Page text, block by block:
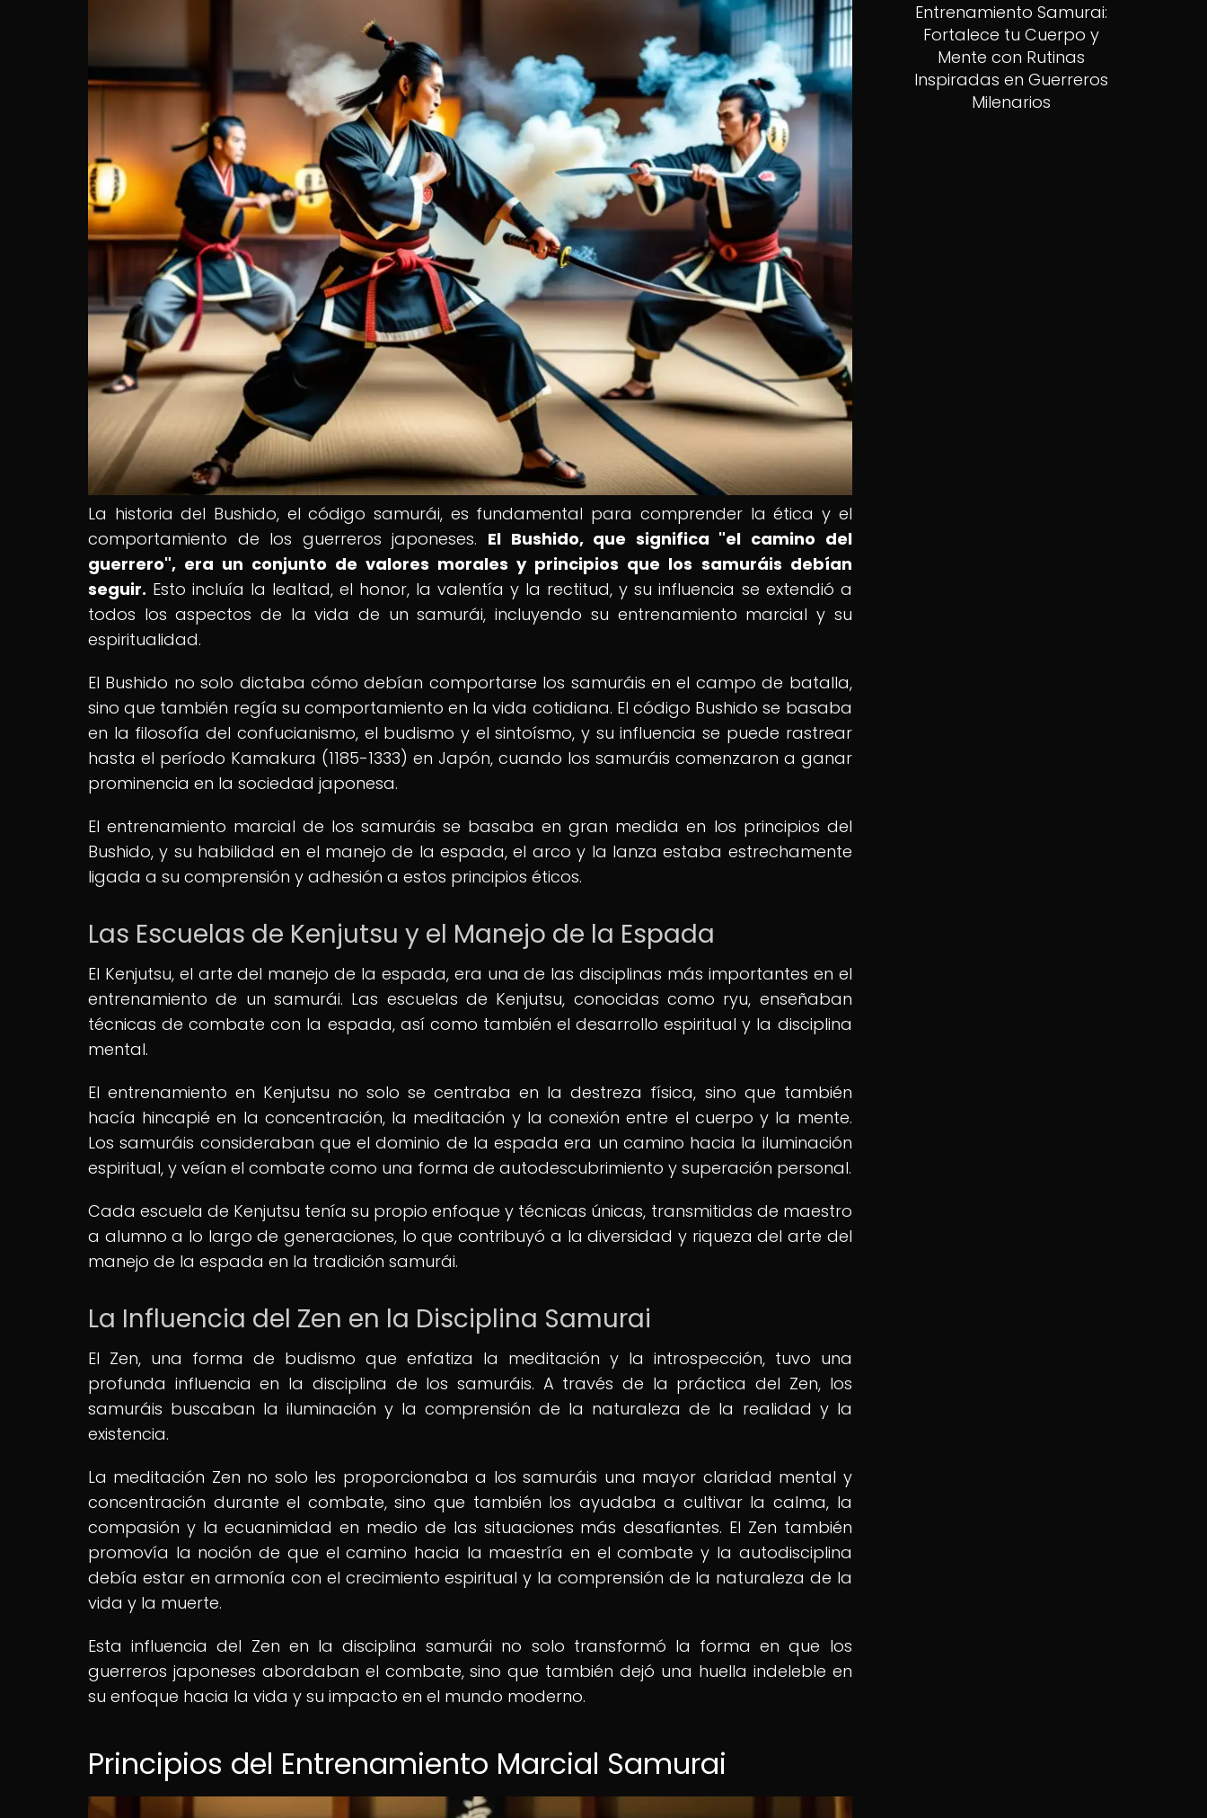
La historia del Bushido, el código samurái, es fundamental para comprender la ética y el
comportamiento de los guerreros japoneses. El Bushido, que significa "el camino del
guerrero", era un conjunto de valores morales y principios que los samuráis debían
seguir. Esto incluía la lealtad, el honor, la valentía y la rectitud, y su influencia se extendió a
todos los aspectos de la vida de un samurái, incluyendo su entrenamiento marcial y su
espiritualidad.
El Bushido no solo dictaba cómo debían comportarse los samuráis en el campo de batalla,
sino que también regía su comportamiento en la vida cotidiana. El código Bushido se basaba
en la filosofía del confucianismo, el budismo y el sintoísmo, y su influencia se puede rastrear
hasta el período Kamakura (1185-1333) en Japón, cuando los samuráis comenzaron a ganar
prominencia en la sociedad japonesa.
El entrenamiento marcial de los samuráis se basaba en gran medida en los principios del
Bushido, y su habilidad en el manejo de la espada, el arco y la lanza estaba estrechamente
ligada a su comprensión y adhesión a estos principios éticos.
Las Escuelas de Kenjutsu y el Manejo de la Espada
El Kenjutsu, el arte del manejo de la espada, era una de las disciplinas más importantes en el
entrenamiento de un samurái. Las escuelas de Kenjutsu, conocidas como ryu, enseñaban
técnicas de combate con la espada, así como también el desarrollo espiritual y la disciplina
mental.
El entrenamiento en Kenjutsu no solo se centraba en la destreza física, sino que también
hacía hincapié en la concentración, la meditación y la conexión entre el cuerpo y la mente.
Los samuráis consideraban que el dominio de la espada era un camino hacia la iluminación
espiritual, y veían el combate como una forma de autodescubrimiento y superación personal.
Cada escuela de Kenjutsu tenía su propio enfoque y técnicas únicas, transmitidas de maestro
a alumno a lo largo de generaciones, lo que contribuyó a la diversidad y riqueza del arte del
manejo de la espada en la tradición samurái.
La Influencia del Zen en la Disciplina Samurai
El Zen, una forma de budismo que enfatiza la meditación y la introspección, tuvo una
profunda influencia en la disciplina de los samuráis. A través de la práctica del Zen, los
samuráis buscaban la iluminación y la comprensión de la naturaleza de la realidad y la
existencia.
La meditación Zen no solo les proporcionaba a los samuráis una mayor claridad mental y
concentración durante el combate, sino que también los ayudaba a cultivar la calma, la
compasión y la ecuanimidad en medio de las situaciones más desafiantes. El Zen también
promovía la noción de que el camino hacia la maestría en el combate y la autodisciplina
debía estar en armonía con el crecimiento espiritual y la comprensión de la naturaleza de la
vida y la muerte.
Esta influencia del Zen en la disciplina samurái no solo transformó la forma en que los
guerreros japoneses abordaban el combate, sino que también dejó una huella indeleble en
su enfoque hacia la vida y su impacto en el mundo moderno.
Principios del Entrenamiento Marcial Samurai
Entrenamiento Samurai:
Fortalece tu Cuerpo y
Mente con Rutinas
Inspiradas en Guerreros
Milenarios